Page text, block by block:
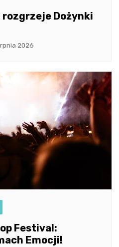
rozgrzeje Dożynki
2026
Festival:
Emocji!